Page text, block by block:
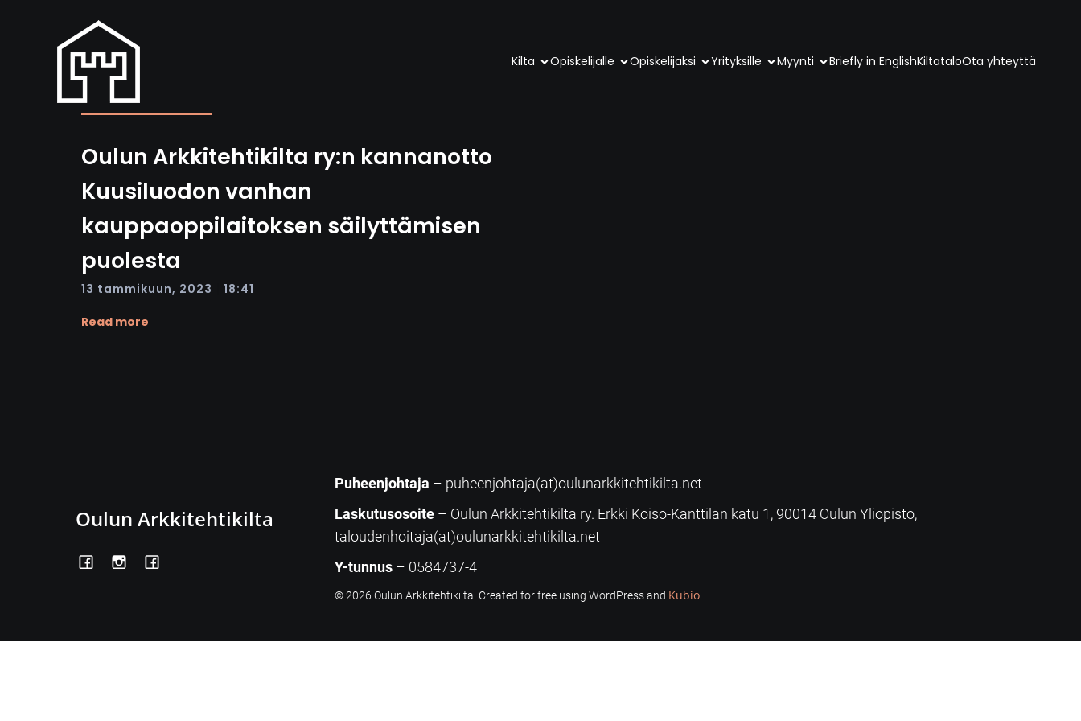
Kilta Opiskelijalle Opiskelijaksi Yrityksille Myynti Briefly in EnglishKiltataloOta yhteyttä
Oulun Arkkitehtikilta ry:n kannanotto
Kuusiluodon vanhan
kauppaoppilaitoksen säilyttämisen
puolesta
13 tammikuun, 2023 18:41
Read more
Oulun Arkkitehtikilta
Puheenjohtaja – puheenjohtaja(at)oulunarkkitehtikilta.net
Laskutusosoite – Oulun Arkkitehtikilta ry. Erkki Koiso-Kanttilan katu 1, 90014 Oulun Yliopisto,
taloudenhoitaja(at)oulunarkkitehtikilta.net
Y-tunnus – 0584737-4
© 2026 Oulun Arkkitehtikilta. Created for free using WordPress and Kubio